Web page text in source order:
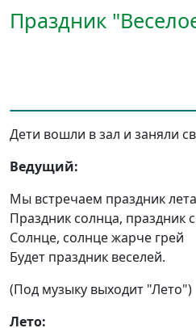
Праздник
Дети вошли в зал и заняли
Ведущий:
Мы встречаем праздник лета
Праздник солнца, праздник
Солнце, солнце жарче грей
Будет праздник веселей.
(Под музыку выходит "Лето")
Лето: